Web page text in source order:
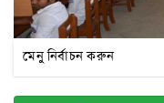
মেনু নির্বাচন করুন